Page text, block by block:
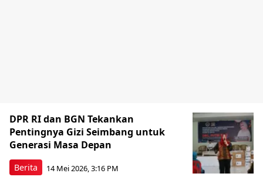
Berita
DPR RI dan BGN Tekankan
Pentingnya Gizi Seimbang untuk
Generasi Masa Depan
14 Mei 2026, 3:16 PM